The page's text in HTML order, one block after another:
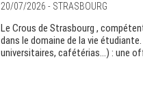
20/07/2026 - STRASBOURG
Le Crous de Strasbourg ,
dans le domaine de la vie
universitaires, cafétérias…) : une